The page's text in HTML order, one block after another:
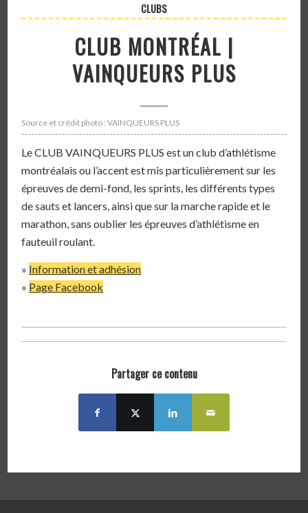
CLUBS
CLUB MONTRÉAL |
VAINQUEURS PLUS
Source et crédit photo : VAINQUEURS PLUS
Le CLUB VAINQUEURS PLUS est un club d’athlétisme
montréalais ou l’accent est mis particulièrement sur les
épreuves de demi-fond, les sprints, les différents types
de sauts et lancers, ainsi que sur la marche rapide et le
marathon, sans oublier les épreuves d’athlétisme en
fauteuil roulant.
» Information et adhésion
» Page Facebook
Partager ce contenu